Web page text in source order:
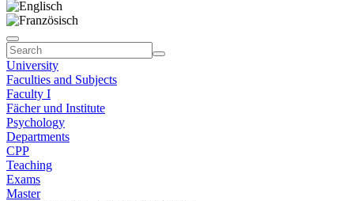
University
Faculties and Subjects
Faculty I
Fächer und Institute
Psychology
Departments
CPP
Teaching
Exams
Master